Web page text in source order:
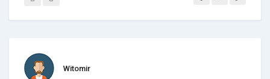
Witomir